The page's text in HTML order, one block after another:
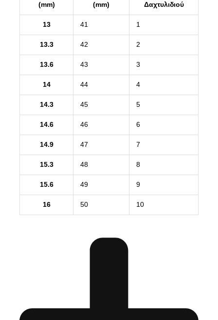
(mm)
(mm)
Δαχτυλιδιού
13 41 1
13.3 42 2
13.6 43 3
14 44 4
14.3 45 5
14.6 46 6
14.9 47 7
15.3 48 8
15.6 49 9
16 50 10